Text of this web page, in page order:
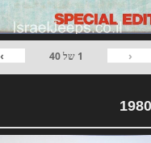
‹
1 של40
›